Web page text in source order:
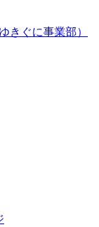
きぐに事業部）